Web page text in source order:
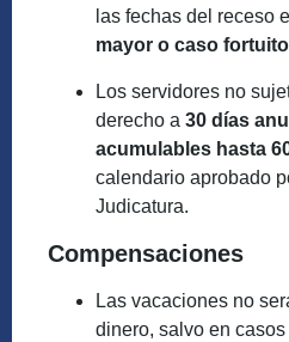
las fechas del receso
mayor o caso fortuito
Los servidores no
derecho a 30 días
acumulables hasta
calendario aprobado
Judicatura.
Compensaciones
Las vacaciones no
dinero, salvo en